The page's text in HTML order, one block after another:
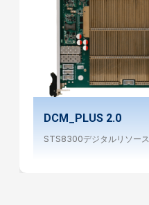
DCM_PLUS 2.0
STS8300デジタルリソース